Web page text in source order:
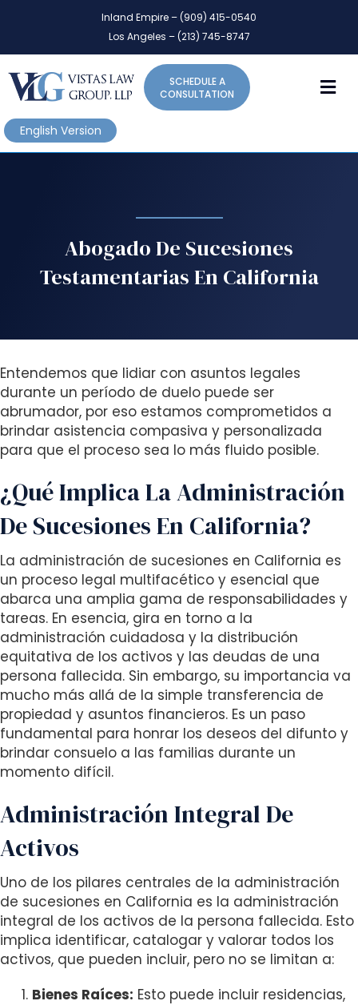
a
n
o
b
i
t
e
i
n
u
d
s
a
n
a
c
c
e
s
s
i
b
i
i
y
s
y
s
t
e
m
a
d
Inland Empire – (909) 415-0540
Los Angeles – (213) 745-8747
SCHEDULE A
CONSULTATION
English Version
Abogado De Sucesiones
Testamentarias En California
Entendemos que lidiar con asuntos legales
durante un período de duelo puede ser
abrumador, por eso estamos comprometidos a
brindar asistencia compasiva y personalizada
para que el proceso sea lo más fluido posible.
¿Qué Implica La Administración
De Sucesiones En California?
La administración de sucesiones en California es
un proceso legal multifacético y esencial que
abarca una amplia gama de responsabilidades y
tareas. En esencia, gira en torno a la
administración cuidadosa y la distribución
equitativa de los activos y las deudas de una
persona fallecida. Sin embargo, su importancia va
mucho más allá de la simple transferencia de
propiedad y asuntos financieros. Es un paso
fundamental para honrar los deseos del difunto y
brindar consuelo a las familias durante un
momento difícil.
Administración Integral De
Activos
Uno de los pilares centrales de la administración
de sucesiones en California es la administración
integral de los activos de la persona fallecida. Esto
implica identificar, catalogar y valorar todos los
activos, que pueden incluir, pero no se limitan a:
Bienes Raíces: Esto puede incluir residencias,